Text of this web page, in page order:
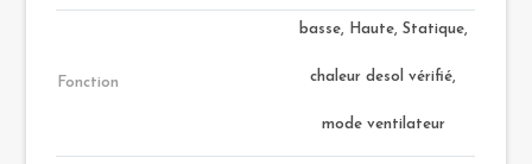
Fonction
basse, Haute, Statique,
chaleur desol vérifié,
mode ventilateur